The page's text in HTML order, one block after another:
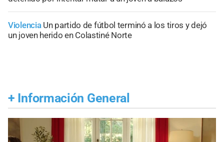
Violencia Un partido de fútbol terminó a los tiros y dejó
un joven herido en Colastiné Norte
+ Información General